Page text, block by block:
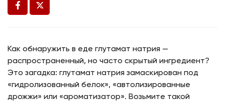
Как обнаружить в еде глутамат натрия —
распространенный, но часто скрытый ингредиент?
Это загадка: глутамат натрия замаскирован под
«гидролизованный белок», «автолизированные
дрожжи» или «ароматизатор». Возьмите такой